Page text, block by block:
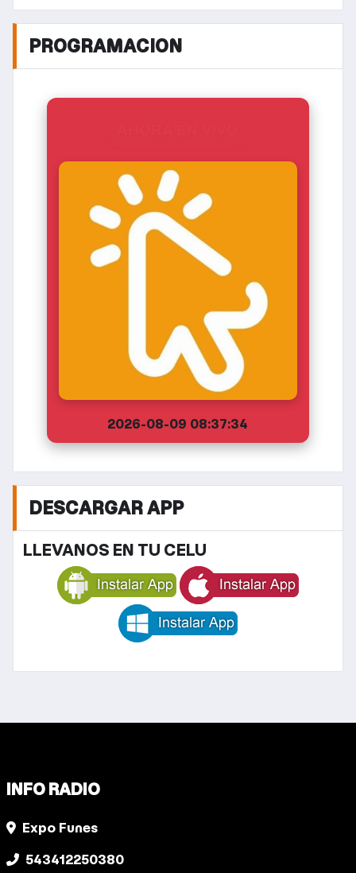
PROGRAMACION
2026-08-09 08:37:34
DESCARGAR APP
LLEVANOS EN TU CELU
INFO RADIO
Expo Funes
543412250380